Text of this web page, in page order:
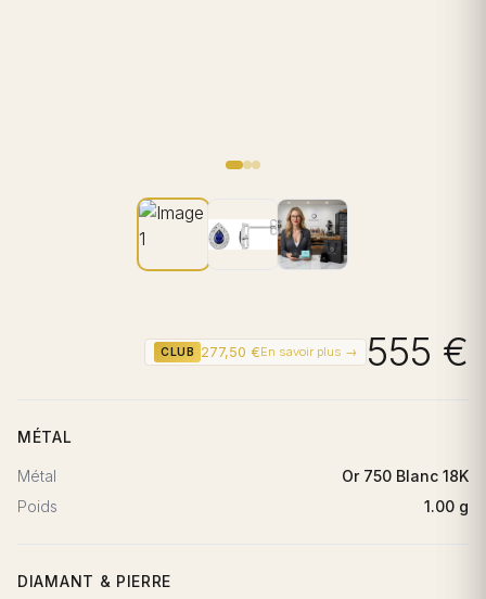
CLUB 277,50 €En savoir plus → 555 €
MÉTAL
Métal
Or 750 Blanc 18K
Poids
1.00 g
DIAMANT & PIERRE